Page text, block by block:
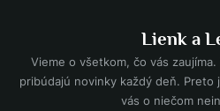
content
Lienk a
Vieme o všetkom, čo vás
pribúdajú novinky každý deň. Preto
vás o niečom